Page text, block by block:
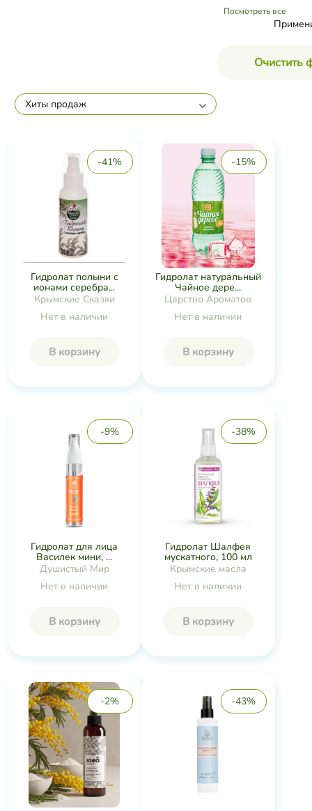
Хиты продаж
Посмотреть все
Очистить
-41%
Гидролат полыни с
ионами серебра...
Крымские Сказки
Нет в наличии
В корзину
-15%
Гидролат натуральный
Чайное дере...
Царство Ароматов
Нет в наличии
В корзину
-9%
Гидролат для лица
Василек мини, ...
Душистый Мир
Нет в наличии
В корзину
-38%
Гидролат Шалфея
мускатного, 100 мл
Крымские масла
Нет в наличии
В корзину
-2% -43%